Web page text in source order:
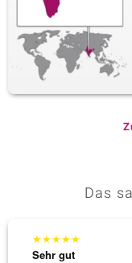
Das
★★★★★
Sehr gut